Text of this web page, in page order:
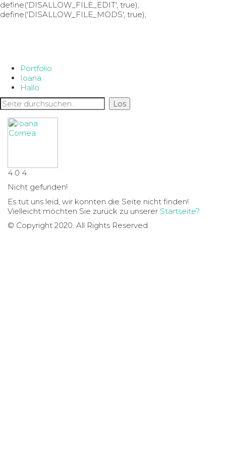
define('DISALLOW_FILE_EDIT', true);
define('DISALLOW_FILE_MODS', true);
Portfolio
Ioana
Hallo
4 0 4
Nicht gefunden!
Es tut uns leid, wir konnten die Seite nicht finden!
Vielleicht möchten Sie zurück zu unserer Startseite?
© Copyright 2020. All Rights Reserved.